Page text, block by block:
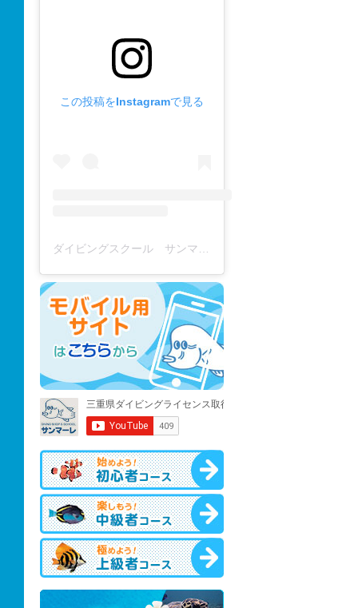
この投稿をInstagramで見る
ダイビングスクール サンマーレ / diving school(@diving_school_sanmare)がシェアした投稿